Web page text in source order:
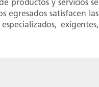
productos y servicios se
egresados satisfacen las
exigentes,